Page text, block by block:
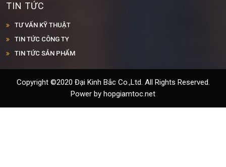
TIN TỨC
TƯ VẤN KỸ THUẬT
TIN TỨC CÔNG TY
TIN TỨC SẢN PHẨM
Copyright ©2020 Đại Kinh Bắc Co.,Ltd. All Rights Reserved.
Power by hopgiamtoc.net